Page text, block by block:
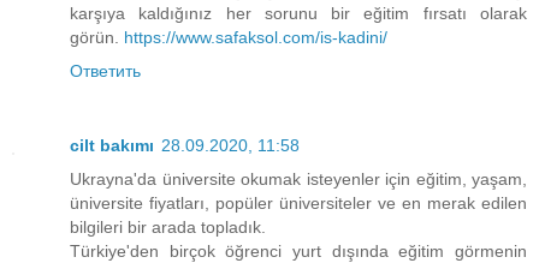
karşıya kaldığınız her sorunu bir eğitim fırsatı olarak
görün. https://www.safaksol.com/is-kadini/
Ответить
cilt bakımı 28.09.2020, 11:58
Ukrayna'da üniversite okumak isteyenler için eğitim, yaşam,
üniversite fiyatları, popüler üniversiteler ve en merak edilen
bilgileri bir arada topladık.
Türkiye'den birçok öğrenci yurt dışında eğitim görmenin